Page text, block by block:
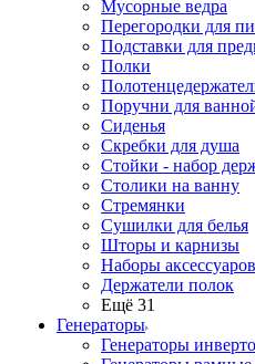
Мусорные ведра
Перегородки для
Подставки для
Полки
Поручни для
Сиденья
Скребки для душа
Стойки - набор
Столики на ванну
Стремянки
Сушилки для белья
Шторы и карнизы
Наборы
Держатели полок
Ещё 31
Генераторы
Генераторы